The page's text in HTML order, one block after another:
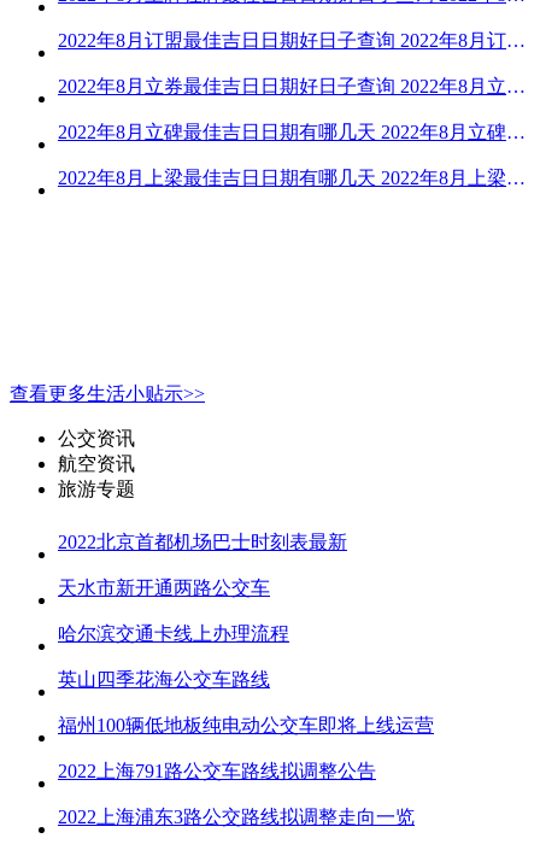
2022年8月订盟最佳吉日日期好日子查询 2022年8月订盟黄道吉日一览
2022年8月立券最佳吉日日期好日子查询 2022年8月立券的黄道吉日一览
2022年8月立碑最佳吉日日期有哪几天 2022年8月立碑吉日查询
2022年8月上梁最佳吉日日期有哪几天 2022年8月上梁的黄道吉日
查看更多生活小贴示>>
公交资讯
航空资讯
旅游专题
2022北京首都机场巴士时刻表最新
天水市新开通两路公交车
哈尔滨交通卡线上办理流程
英山四季花海公交车路线
福州100辆低地板纯电动公交车即将上线运营
2022上海791路公交车路线拟调整公告
2022上海浦东3路公交路线拟调整走向一览